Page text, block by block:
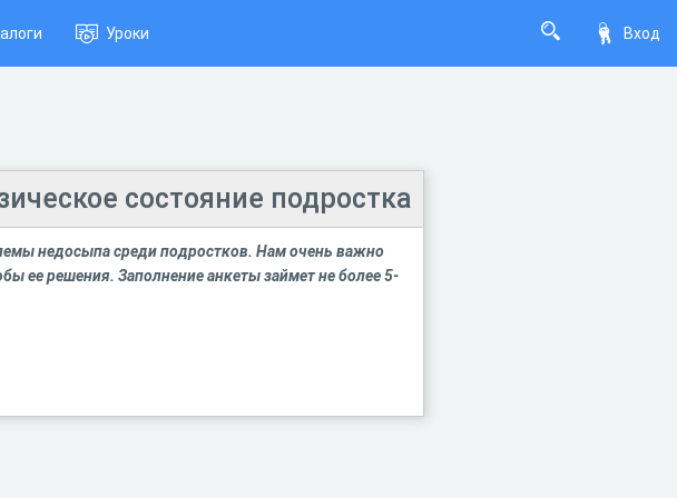
Вход
Уроки
состояние подростка
недосыпа среди подростков. Нам очень важно
ее решения. Заполнение анкеты займет не более 5-